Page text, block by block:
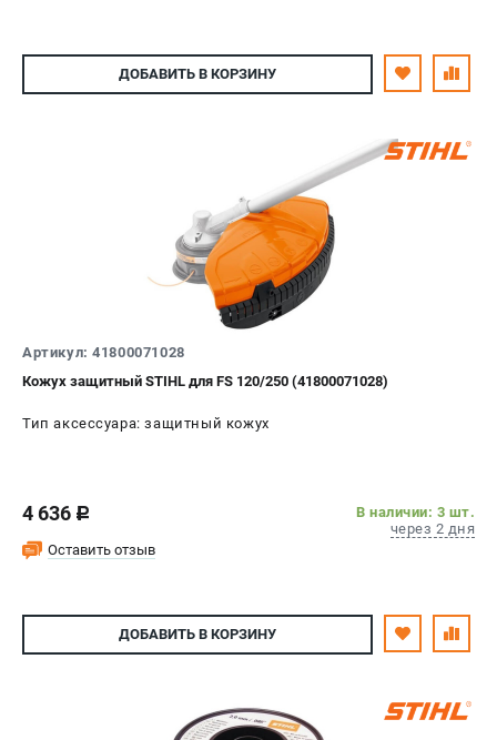
ДОБАВИТЬ В КОРЗИНУ
Артикул: 41800071028
Кожух защитный STIHL для FS 120/250 (41800071028)
Тип аксессуара: защитный кожух
4 636 c
В наличии: 3 шт.
через 2 дня
Оставить отзыв
ДОБАВИТЬ В КОРЗИНУ